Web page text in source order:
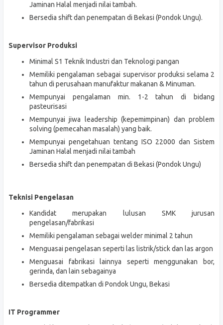
Jaminan Halal menjadi nilai tambah.
Bersedia shift dan penempatan di Bekasi (Pondok Ungu).
Supervisor Produksi
Minimal S1 Teknik Industri dan Teknologi pangan
Memiliki pengalaman sebagai supervisor produksi selama 2
tahun di perusahaan manufaktur makanan & Minuman.
Mempunyai pengalaman min. 1-2 tahun di bidang
pasteurisasi
Mempunyai jiwa leadership (kepemimpinan) dan problem
solving (pemecahan masalah) yang baik.
Mempunyai pengetahuan tentang ISO 22000 dan Sistem
Jaminan Halal menjadi nilai tambah
Bersedia shift dan penempatan di Bekasi (Pondok Ungu)
Teknisi Pengelasan
Kandidat merupakan lulusan SMK jurusan
pengelasan/fabrikasi
Memiliki pengalaman sebagai welder minimal 2 tahun
Menguasai pengelasan seperti las listrik/stick dan las argon
Menguasai fabrikasi lainnya seperti menggunakan bor,
gerinda, dan lain sebagainya
Bersedia ditempatkan di Pondok Ungu, Bekasi
IT Programmer